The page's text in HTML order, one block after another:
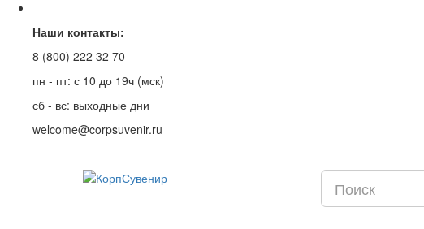
Наши контакты:
8 (800) 222 32 70
пн - пт: с 10 до 19ч (мск)
сб - вс: выходные дни
welcome@corpsuvenir.ru